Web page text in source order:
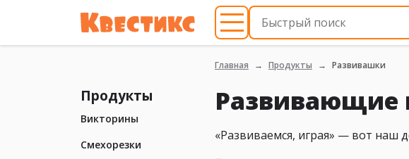
Главная Продукты Развивашки
Продукты
Викторины
Смехорезки
Развивающие
«Развиваемся, играя» — вот наш